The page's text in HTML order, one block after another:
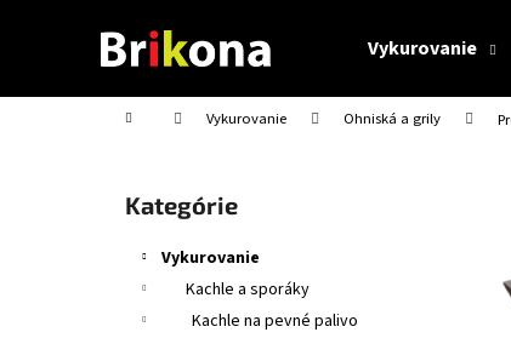
Vykurovanie
Domov Vykurovanie Ohniská a grily
Preskočiť
kategórie
Kategórie
Vykurovanie
Kachle a sporáky
Kachle na pevné palivo
í
Späť
do
Späť
do